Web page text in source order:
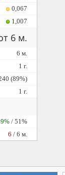
0,067
1,007
6 м.
6 м.
1 г.
(89%)
1 г.
/ 51%
6 / 6 м.